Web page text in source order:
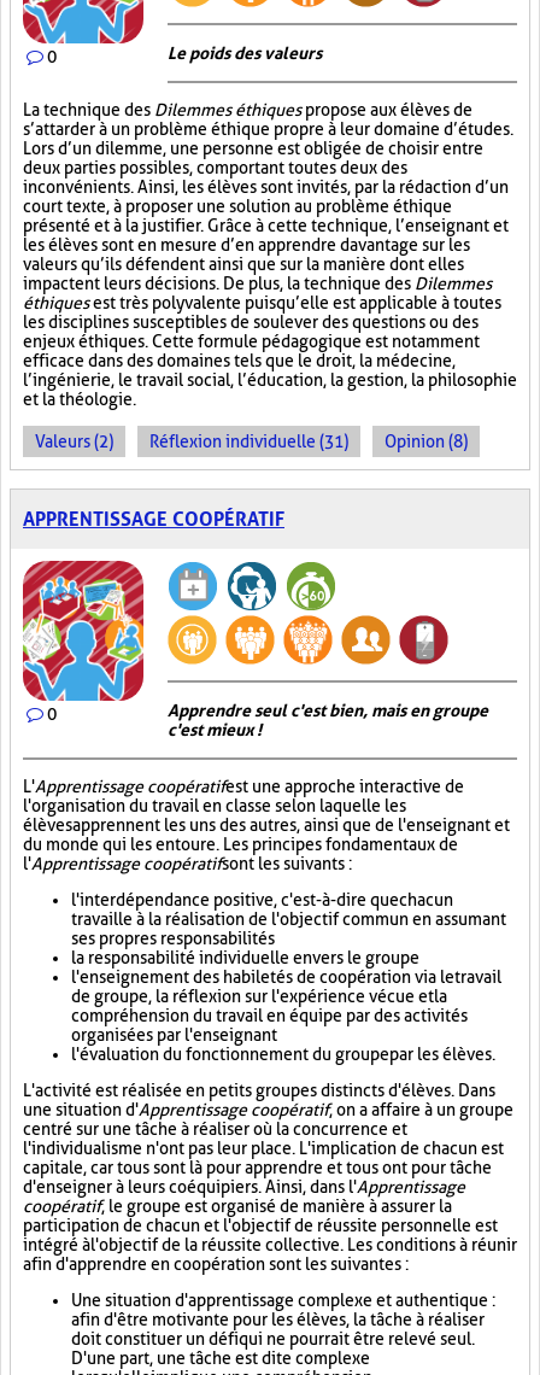
0 Le poids des valeurs
La technique des Dilemmes éthiquespropose aux élèves de
s’attarder à un problème éthique propre à leur domaine d’études.
Lors d’un dilemme, une personne est obligée de choisir entre
deux parties possibles, comportant toutes deux des
inconvénients. Ainsi, les élèves sont invités, par la rédaction d’un
court texte, à proposer une solution au problème éthique
présenté et à la justifier. Grâce à cette technique, l’enseignant et
les élèves sont en mesure d’en apprendre davantage sur les
valeurs qu’ils défendent ainsi que sur la manière dont elles
impactent leurs décisions. De plus, la technique des Dilemmes
éthiquesest très polyvalente puisqu’elle est applicable à toutes
les disciplines susceptibles de soulever des questions ou des
enjeux éthiques. Cette formule pédagogique est notamment
efficace dans des domaines tels que le droit, la médecine,
l’ingénierie, le travail social, l’éducation, la gestion, la philosophie
et la théologie.
Valeurs (2) Réflexion individuelle (31) Opinion (8)
APPRENTISSAGE COOPÉRATIF
0
Apprendre seul c'est bien, mais en groupe
c'est mieux !
L'Apprentissage coopératifest une approche interactive de
l'organisation du travail en classe selon laquelle les
élèves apprennent les uns des autres, ainsi que de l'enseignant et
du monde qui les entoure. Les principes fondamentaux de
l'Apprentissage coopératifsont les suivants :
l'interdépendance positive, c'est-à-dire que chacun
travaille à la réalisation de l'objectif commun en assumant
ses propres responsabilités
la responsabilité individuelle envers le groupe
l'enseignement des habiletés de coopération via le travail
de groupe, la réflexion sur l'expérience vécue et la
compréhension du travail en équipe par des activités
organisées par l'enseignant
l'évaluation du fonctionnement du groupe par les élèves.
L'activité est réalisée en petits groupes distincts d'élèves. Dans
une situation d'Apprentissage coopératif, on a affaire à un groupe
centré sur une tâche à réaliser où la concurrence et
l'individualisme n'ont pas leur place. L'implication de chacun est
capitale, car tous sont là pour apprendre et tous ont pour tâche
d'enseigner à leurs coéquipiers. Ainsi, dans l'Apprentissage
coopératif, le groupe est organisé de manière à assurer la
participation de chacun et l'objectif de réussite personnelle est
intégré à l'objectif de la réussite collective. Les conditions à réunir
afin d'apprendre en coopération sont les suivantes :
Une situation d'apprentissage complexe et authentique :
afin d'être motivante pour les élèves, la tâche à réaliser
doit constituer un défi qui ne pourrait être relevé seul.
D'une part, une tâche est dite complexe